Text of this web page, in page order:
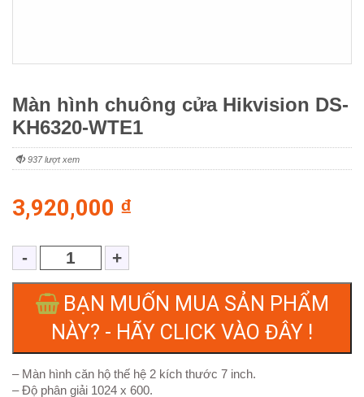
Màn hình chuông cửa Hikvision DS-
KH6320-WTE1
937 lượt xem
3,920,000 ₫
BẠN MUỐN MUA SẢN PHẨM
NÀY? - HÃY CLICK VÀO ĐÂY !
– Màn hình căn hộ thế hệ 2 kích thước 7 inch.
– Độ phân giải 1024 x 600.